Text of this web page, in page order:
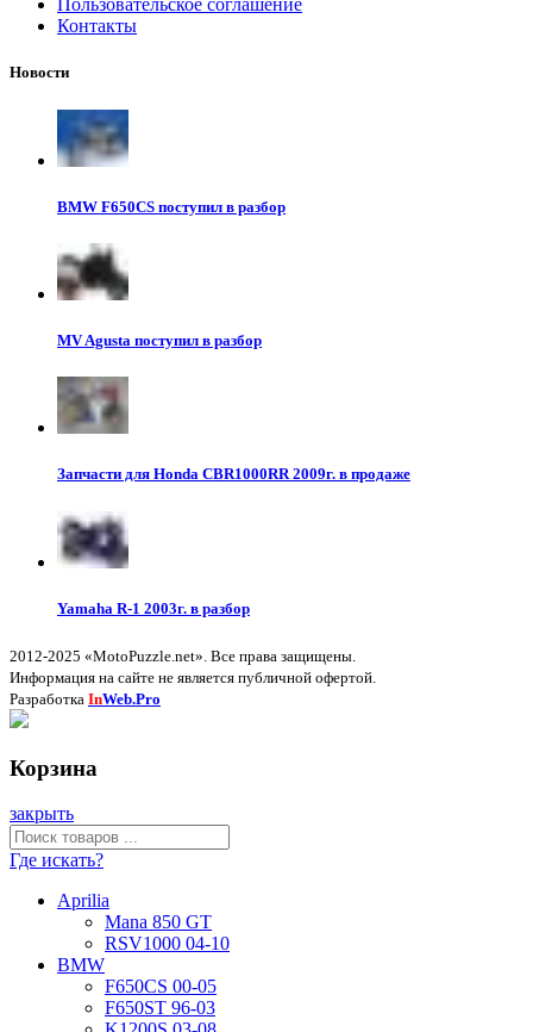
Пользовательское соглашение
Контакты
Новости
BMW F650CS поступил в разбор
MV Agusta поступил в разбор
Запчасти для Honda CBR1000RR 2009г. в продаже
Yamaha R-1 2003г. в разбор
2012-2025 «MotoPuzzle.net». Все права защищены.
Информация на сайте не является публичной офертой.
Разработка InWeb.Pro
Корзина
закрыть
Где искать?
Aprilia
Mana 850 GT
RSV1000 04-10
BMW
F650CS 00-05
F650ST 96-03